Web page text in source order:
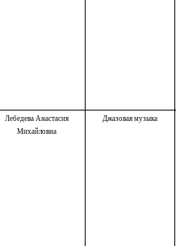
Лебедева Анастасия
Михайловна
Джазовая музыка